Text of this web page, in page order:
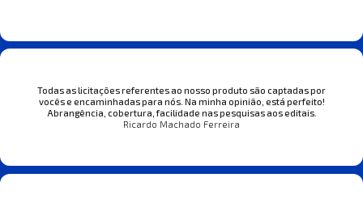
Todas as licitações referentes ao nosso produto são captadas por
vocês e encaminhadas para nós. Na minha opinião, está perfeito!
Abrangência, cobertura, facilidade nas pesquisas aos editais.
Ricardo Machado Ferreira